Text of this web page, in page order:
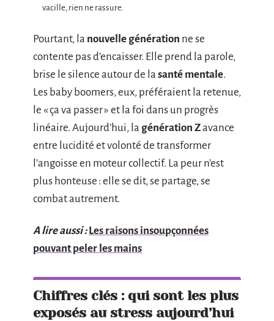
vacille, rien ne rassure.
Pourtant, la nouvelle génération ne se
contente pas d’encaisser. Elle prend la parole,
brise le silence autour de la santé mentale.
Les baby boomers, eux, préféraient la retenue,
le « ça va passer » et la foi dans un progrès
linéaire. Aujourd’hui, la génération Zavance
entre lucidité et volonté de transformer
l’angoisse en moteur collectif. La peur n’est
plus honteuse : elle se dit, se partage, se
combat autrement.
A lire aussi : Les raisons insoupçonnées
pouvant peler les mains
Chiffres clés : qui sont les plus
exposés au stress aujourd’hui